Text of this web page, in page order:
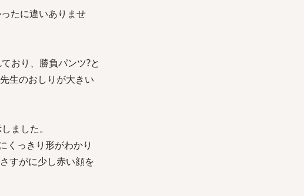
たに違いありませ
おり、勝負パンツ?と
生のおしりが大きい
ました。
くっきり形がわかり
すがに少し赤い顔を